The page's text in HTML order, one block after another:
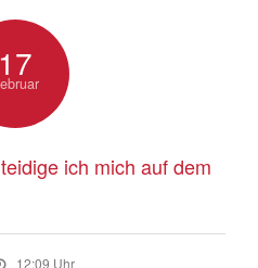
17
ich mich auf dem
12:09 Uhr